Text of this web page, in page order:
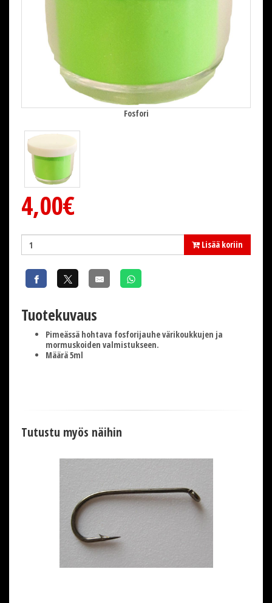
Fosfori
4,00€
Lisää koriin
Tuotekuvaus
Pimeässä hohtava fosforijauhe värikoukkujen ja
mormuskoiden valmistukseen.
Määrä 5ml
Tutustu myös näihin